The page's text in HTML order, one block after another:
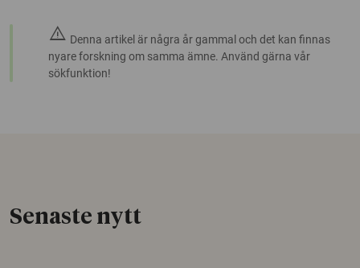
warning Denna artikel är några år gammal och det kan finnas
nyare forskning om samma ämne. Använd gärna vår
sökfunktion!
Senaste nytt